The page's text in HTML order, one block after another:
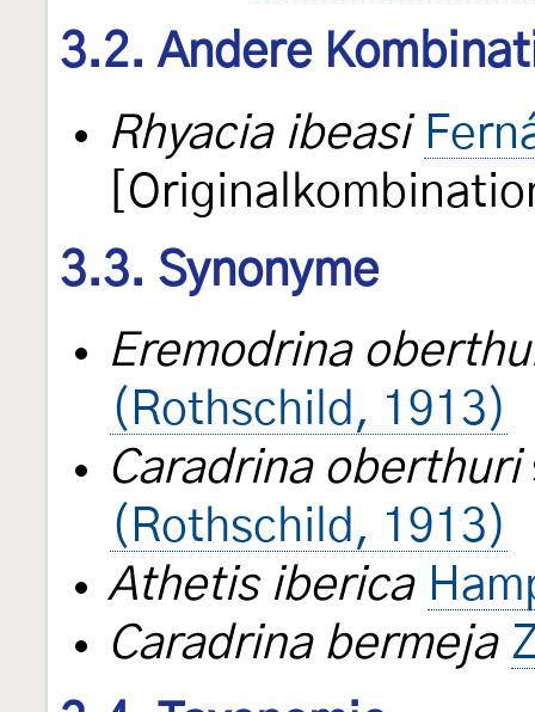
3.2. Andere
Rhyacia ibeasi
3.3. Synonyme
Eremodrina
(Rothschild, 1913)
Caradrina oberthuri
(Rothschild, 1913)
Athetis iberica
Caradrina bermeja